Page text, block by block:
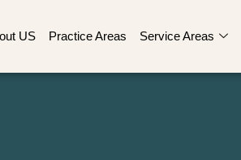
US Practice Areas Service Areas